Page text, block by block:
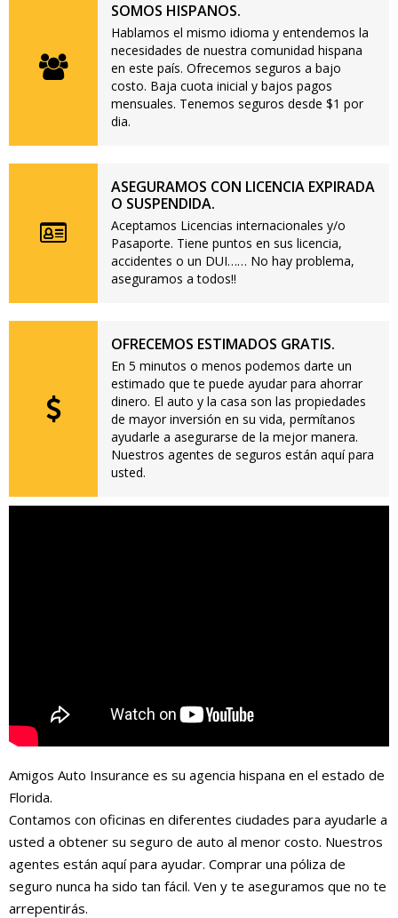
SOMOS HISPANOS.
Hablamos el mismo idioma y entendemos la
necesidades de nuestra comunidad hispana
en este país. Ofrecemos seguros a bajo
costo. Baja cuota inicial y bajos pagos
mensuales. Tenemos seguros desde $1 por
dia.
ASEGURAMOS CON LICENCIA EXPIRADA
O SUSPENDIDA.
Aceptamos Licencias internacionales y/o
Pasaporte. Tiene puntos en sus licencia,
accidentes o un DUI…… No hay problema,
aseguramos a todos!!
OFRECEMOS ESTIMADOS GRATIS.
En 5 minutos o menos podemos darte un
estimado que te puede ayudar para ahorrar
dinero. El auto y la casa son las propiedades
de mayor inversión en su vida, permítanos
ayudarle a asegurarse de la mejor manera.
Nuestros agentes de seguros están aquí para
usted.
Amigos Auto Insurance es su agencia hispana en el estado de
Florida.
Contamos con oficinas en diferentes ciudades para ayudarle a
usted a obtener su seguro de auto al menor costo. Nuestros
agentes están aquí para ayudar. Comprar una póliza de
seguro nunca ha sido tan fácil. Ven y te aseguramos que no te
arrepentirás.